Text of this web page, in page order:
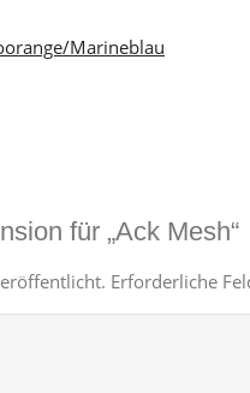
Marineblau
für „Ack Mesh“
Erforderliche